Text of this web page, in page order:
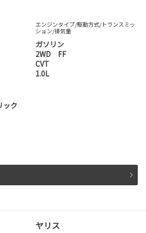
エンジンタイプ/駆動方式/トランスミッ
ション/排気量
ガソリン
2WD FF
CVT
1.0L
ック
ヤリス